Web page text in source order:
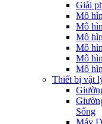
Giải
Mô
Mô
Mô
Mô
Mô
Mô
Thiết bị vật
Sống
Máy